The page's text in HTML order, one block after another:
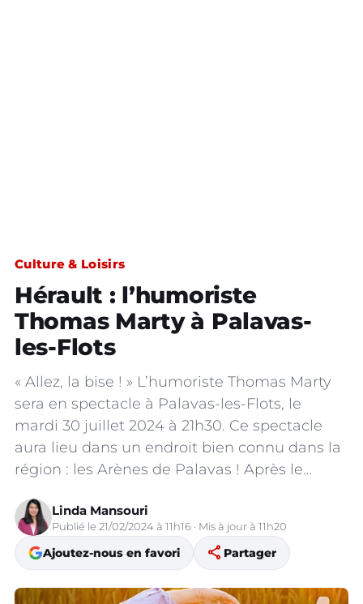
Culture & Loisirs
Hérault : l’humoriste
Thomas Marty à Palavas-
les-Flots
« Allez, la bise ! » L’humoriste Thomas Marty
sera en spectacle à Palavas-les-Flots, le
mardi 30 juillet 2024 à 21h30. Ce spectacle
aura lieu dans un endroit bien connu dans la
région : les Arènes de Palavas ! Après le…
Linda Mansouri
Publié le 21/02/2024 à 11h16 · Mis à jour à 11h20
Ajoutez-nous en favori share Partager